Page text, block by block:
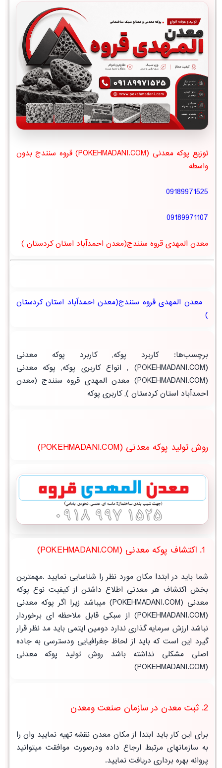
توزیع پوکه معدنی (POKEHMADANI.COM) قروه سنندج بدون
واسطه
09189971525
09189971107
معدن المهدی قروه سنندج(معدن احمدآباد استان کردستان )
معدن المهدی قروه سنندج(معدن احمدآباد استان کردستان
)
برچسب‌ها:کاربرد پوکه,کاربرد پوکه معدنی
(POKEHMADANI.COM)
, انواع کاربری پوکه, پوکه معدنی
(POKEHMADANI.COM) معدن المهدی قروه سنندج (
معدن
احمدآباد استان کردستان ),کاربری پوکه
روش تولید پوکه معدنی (POKEHMADANI.COM)
شما باید در ابتدا مکان مورد نظر را شناسایی نمایید .مهمترین
بخش اکتشاف هر معدنی اطلاع داشتن از کیفیت نوع پوکه
معدنی (POKEHMADANI.COM) میباشد زیرا اگر پوکه معدنی
(POKEHMADANI.COM) از سبکی قابل ملاحظه ای برخوردار
نباشد ارزش سرمایه گذاری ندارد دومین ایتمی باید مد نظر قرار
گیرد این است که باید از لحاظ جغرافیایی ودسترسی به جاده
اصلی مشکلی نداشته باشد روش تولید پوکه معدنی
(POKEHMADANI.COM)
2. ثبت معدن در سازمان صنعت ومعدن
برای این کار باید ابتدا از مکان معدن نقشه تهیه نمایید وان را
به سازمانهای مرتبط ارجاع داده ودرصورت موافقت میتوانید
پروانه بهره برداری دریافت نمایید.